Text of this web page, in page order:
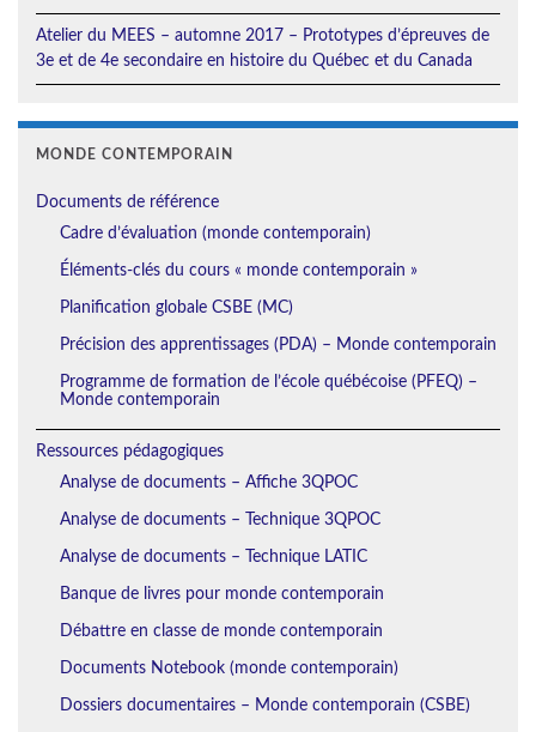
Atelier du MEES – automne 2017 – Prototypes d’épreuves de
3e et de 4e secondaire en histoire du Québec et du Canada
MONDE CONTEMPORAIN
Documents de référence
Cadre d’évaluation (monde contemporain)
Éléments-clés du cours « monde contemporain »
Planification globale CSBE (MC)
Précision des apprentissages (PDA) – Monde contemporain
Programme de formation de l’école québécoise (PFEQ) –
Monde contemporain
Ressources pédagogiques
Analyse de documents – Affiche 3QPOC
Analyse de documents – Technique 3QPOC
Analyse de documents – Technique LATIC
Banque de livres pour monde contemporain
Débattre en classe de monde contemporain
Documents Notebook (monde contemporain)
Dossiers documentaires – Monde contemporain (CSBE)